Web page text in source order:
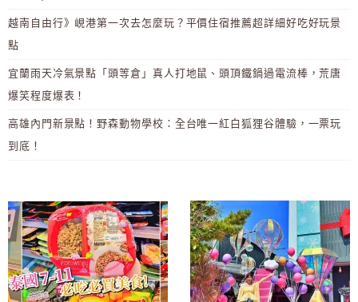
越南自由行》峴港第一次去怎麼玩？平價住宿推薦超詳細好吃好玩景
點
宜蘭雨天冷氣景點「頭等倉」真人打地鼠、頭頂鐵鍋過電流棒，荒唐
爆笑程度爆表！
高雄內門新景點！野森動物學校：全台唯一紅白狐狸谷體驗，一票玩
到底！